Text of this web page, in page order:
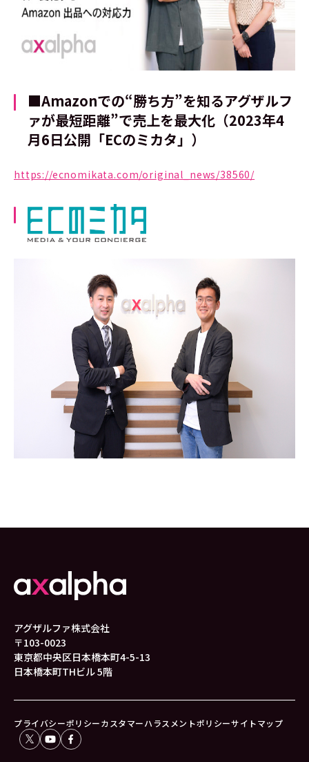
■Amazonでの“勝ち方”を知るアグザルフ
ァが最短距離”で売上を最大化 （2023年4
月6日公開「ECのミカタ」）
https://ecnomikata.com/original_news/38560/
アグザルファ株式会社
〒103-0023
東京都中央区日本橋本町4-5-13
日本橋本町THビル 5階
プライバシーポリシーカスタマーハラスメントポリシーサイトマップ